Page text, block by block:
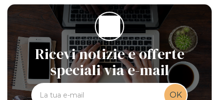
Ricevi notizie e offerte
speciali via e-mail
OK